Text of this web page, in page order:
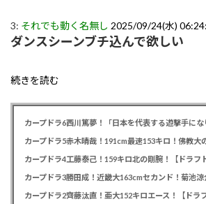
3: それでも動く名無し 2025/09/24(水)
ダンスシーンブチ込んで欲しい
続きを読む
カープドラ4工藤泰己！159キロ北の剛腕！【ドラフ
カープドラ2齊藤汰直！亜大152キロエース！【ドラ